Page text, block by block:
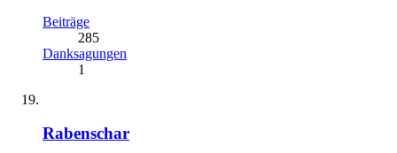
Beiträge
285
Danksagungen
1
Rabenschar